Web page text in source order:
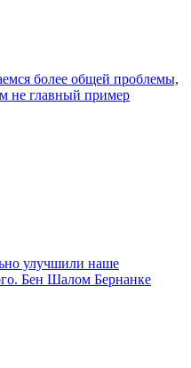
более общей проблемы,
не главный пример
улучшили наше
Бен Шалом Бернанке